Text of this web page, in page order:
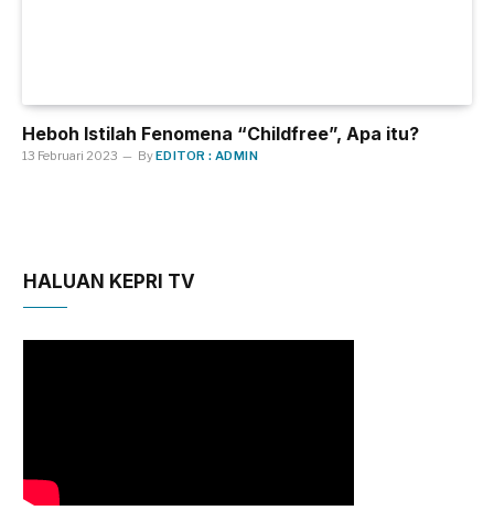
Heboh Istilah Fenomena “Childfree”, Apa itu?
13 Februari 2023 ByEDITOR : ADMIN
HALUAN KEPRI TV